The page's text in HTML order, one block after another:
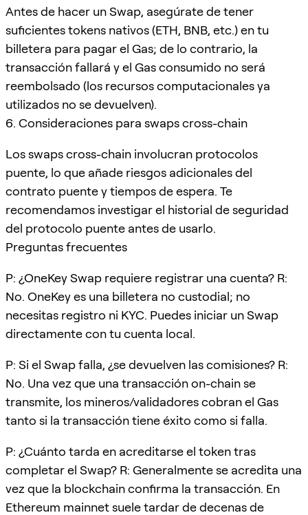
Antes de hacer un Swap, asegúrate de tener
suficientes tokens nativos (ETH, BNB, etc.) en tu
billetera para pagar el Gas; de lo contrario, la
transacción fallará y el Gas consumido no será
reembolsado (los recursos computacionales ya
utilizados no se devuelven).
6. Consideraciones para swaps cross-chain
Los swaps cross-chain involucran protocolos
puente, lo que añade riesgos adicionales del
contrato puente y tiempos de espera. Te
recomendamos investigar el historial de seguridad
del protocolo puente antes de usarlo.
Preguntas frecuentes
P: ¿OneKey Swap requiere registrar una cuenta? R:
No. OneKey es una billetera no custodial; no
necesitas registro ni KYC. Puedes iniciar un Swap
directamente con tu cuenta local.
P: Si el Swap falla, ¿se devuelven las comisiones? R:
No. Una vez que una transacción on-chain se
transmite, los mineros/validadores cobran el Gas
tanto si la transacción tiene éxito como si falla.
P: ¿Cuánto tarda en acreditarse el token tras
completar el Swap? R: Generalmente se acredita una
vez que la blockchain confirma la transacción. En
Ethereum mainnet suele tardar de decenas de